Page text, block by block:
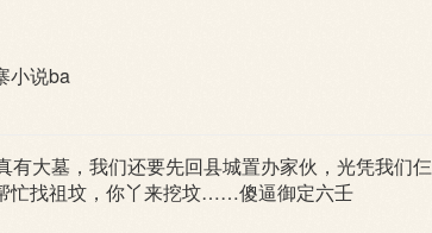
小说ba
大墓，我们还要先回县城置办家伙，光凭我们仨
忙找祖坟，你丫来挖坟……傻逼御定六壬